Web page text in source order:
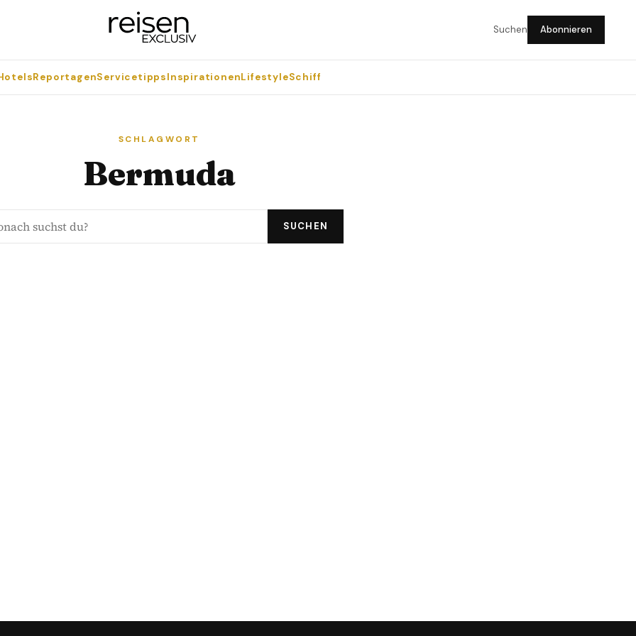
Suchen Abonnieren
ReportagenServicetippsInspirationenLifestyleSchiff
SCHLAGWORT
Bermuda
SUCHEN